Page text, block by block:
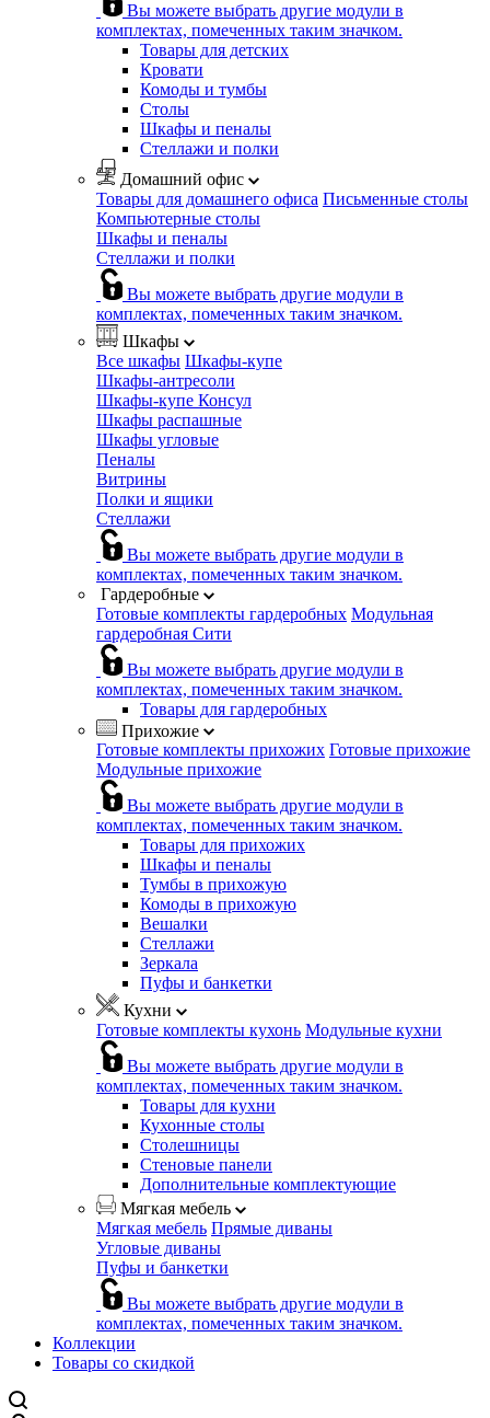
Вы можете выбрать другие модули в
комплектах, помеченных таким значком.
Товары для детских
Кровати
Комоды и тумбы
Столы
Шкафы и пеналы
Стеллажи и полки
Домашний офис
Товары для домашнего офиса Письменные столы
Компьютерные столы
Шкафы и пеналы
Стеллажи и полки
Вы можете выбрать другие модули в
комплектах, помеченных таким значком.
Шкафы
Все шкафы Шкафы-купе
Шкафы-антресоли
Шкафы-купе Консул
Шкафы распашные
Шкафы угловые
Пеналы
Витрины
Полки и ящики
Стеллажи
Вы можете выбрать другие модули в
комплектах, помеченных таким значком.
Гардеробные
Готовые комплекты гардеробных Модульная
гардеробная Сити
Вы можете выбрать другие модули в
комплектах, помеченных таким значком.
Товары для гардеробных
Прихожие
Готовые комплекты прихожих Готовые прихожие
Модульные прихожие
Вы можете выбрать другие модули в
комплектах, помеченных таким значком.
Товары для прихожих
Шкафы и пеналы
Тумбы в прихожую
Комоды в прихожую
Вешалки
Стеллажи
Зеркала
Пуфы и банкетки
Кухни
Готовые комплекты кухонь Модульные кухни
Вы можете выбрать другие модули в
комплектах, помеченных таким значком.
Товары для кухни
Кухонные столы
Столешницы
Стеновые панели
Дополнительные комплектующие
Мягкая мебель
Мягкая мебель Прямые диваны
Угловые диваны
Пуфы и банкетки
Вы можете выбрать другие модули в
комплектах, помеченных таким значком.
Коллекции
Товары со скидкой